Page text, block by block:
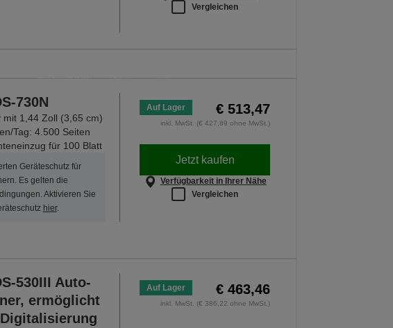
Vergleichen
Schulanfang
ALLE ANGEBOTE ENTDECKEN
730N
mit 1,44 Zoll (3,65 cm)
Tag: 4.500 Seiten
für 100 Blatt
Geräteschutz für
Es gelten die
Aktivieren Sie
hier.
Auf Lager € 513,47
inkl. MwSt. (€ 427,89 ohne MwSt.)
Jetzt kaufen
Verfügbarkeit in Ihrer Nähe
Vergleichen
530III Auto-
ermöglicht
Auf Lager € 463,46
inkl. MwSt. (€ 386,22 ohne MwSt.)